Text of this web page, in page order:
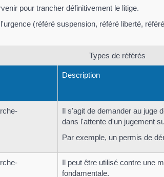
pour trancher définitivement le litige.
(référé suspension, référé liberté,
Types de référés
Description
Il s'agit de demander au juge
dans l'attente d'un jugement
Par exemple, un permis de
Il peut être utilisé contre une
fondamentale.